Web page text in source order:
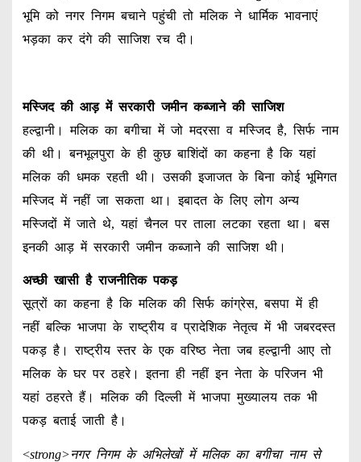
भूमि को नगर निगम बचाने पहुंची तो मलिक ने धार्मिक भावनाएं
भड़का कर दंगे की साजिश रच दी।
मस्जिद की आड़ में सरकारी जमीन कब्जाने की साजिश
हल्द्वानी। मलिक का बगीचा में जो मदरसा व मस्जिद है, सिर्फ नाम
की थी। बनभूलपुरा के ही कुछ बाशिंदों का कहना है कि यहां
मलिक की धमक रहती थी। उसकी इजाजत के बिना कोई भूमिगत
मस्जिद में नहीं जा सकता था। इबादत के लिए लोग अन्य
मस्जिदों में जाते थे, यहां चैनल पर ताला लटका रहता था। बस
इनकी आड़ में सरकारी जमीन कब्जाने की साजिश थी।
अच्छी खासी है राजनीतिक पकड़
सू़त्रों का कहना है कि मलिक की सिर्फ कांग्रेस, बसपा में ही
नहीं बल्कि भाजपा के राष्ट्रीय व प्रादेशिक नेतृत्व में भी जबरदस्त
पकड़ है। राष्ट्रीय स्तर के एक वरिष्ठ नेता जब हल्द्वानी आए तो
मलिक के घर पर ठहरे। इतना ही नहीं इन नेता के परिजन भी
यहां ठहरते हैं। मलिक की दिल्ली में भाजपा मुख्यालय तक भी
पकड़ बताई जाती है।
<strong>नगर निगम के अभिलेखों में मलिक का बगीचा नाम से